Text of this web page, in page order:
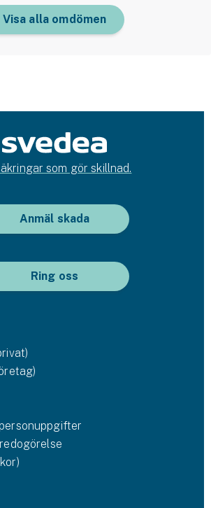
Visa alla omdömen
som gör skillnad.
Anmäl skada
Ring oss